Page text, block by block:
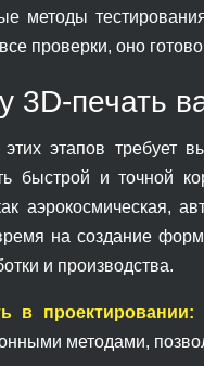
методы
проверки, оно
3D-печать
этапов требует
быстрой и точной
аэрокосмическая,
на создание
и производства.
в проектировании:
методами,